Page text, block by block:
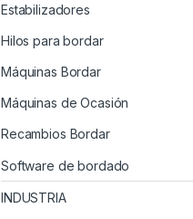
Estabilizadores
Hilos para bordar
Máquinas Bordar
Máquinas de Ocasión
Recambios Bordar
Software de bordado
INDUSTRIA